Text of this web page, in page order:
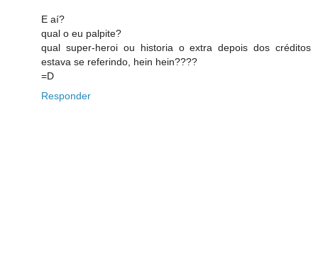
E aí?
qual o eu palpite?
qual super-heroi ou historia o extra depois dos créditos
estava se referindo, hein hein????
=D
Responder